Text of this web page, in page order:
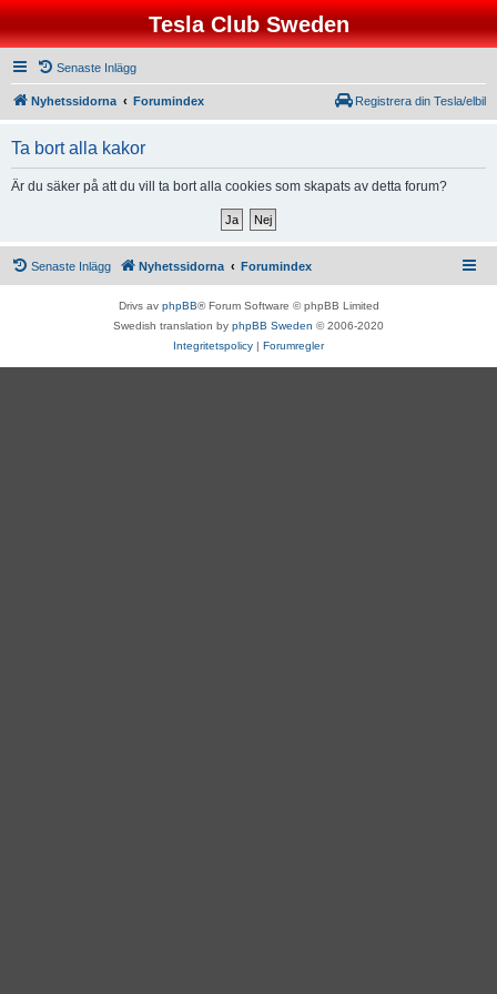
Tesla Club Sweden
Senaste Inlägg
Nyhetssidorna Forumindex Registrera din Tesla/elbil
Ta bort alla kakor
Är du säker på att du vill ta bort alla cookies som skapats av detta forum?
Senaste Inlägg Nyhetssidorna Forumindex
Drivs av phpBB® Forum Software © phpBB Limited
Swedish translation by phpBB Sweden © 2006-2020
Integritetspolicy | Forumregler